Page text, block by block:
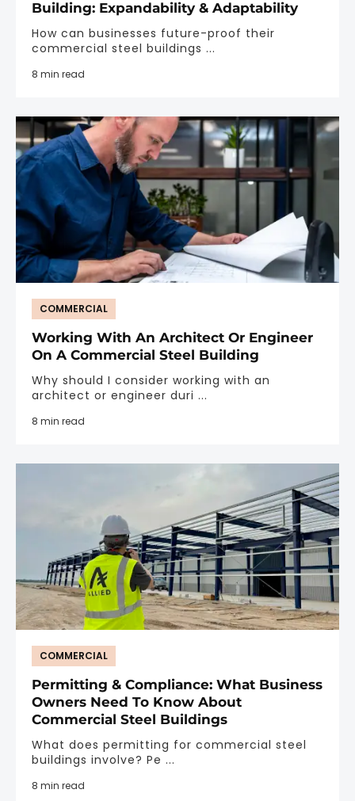
Building: Expandability & Adaptability
How can businesses future-proof their
commercial steel buildings ...
8 min read
COMMERCIAL
Working With An Architect Or Engineer
On A Commercial Steel Building
Why should I consider working with an
architect or engineer duri ...
8 min read
COMMERCIAL
Permitting & Compliance: What Business
Owners Need To Know About
Commercial Steel Buildings
What does permitting for commercial steel
buildings involve? Pe ...
8 min read